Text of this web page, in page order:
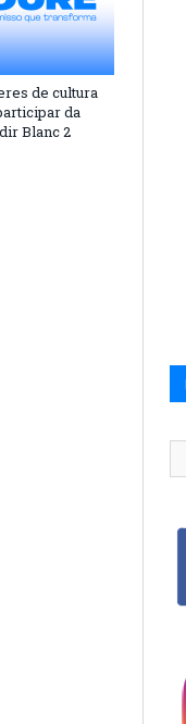
de cultura
da
Blanc 2